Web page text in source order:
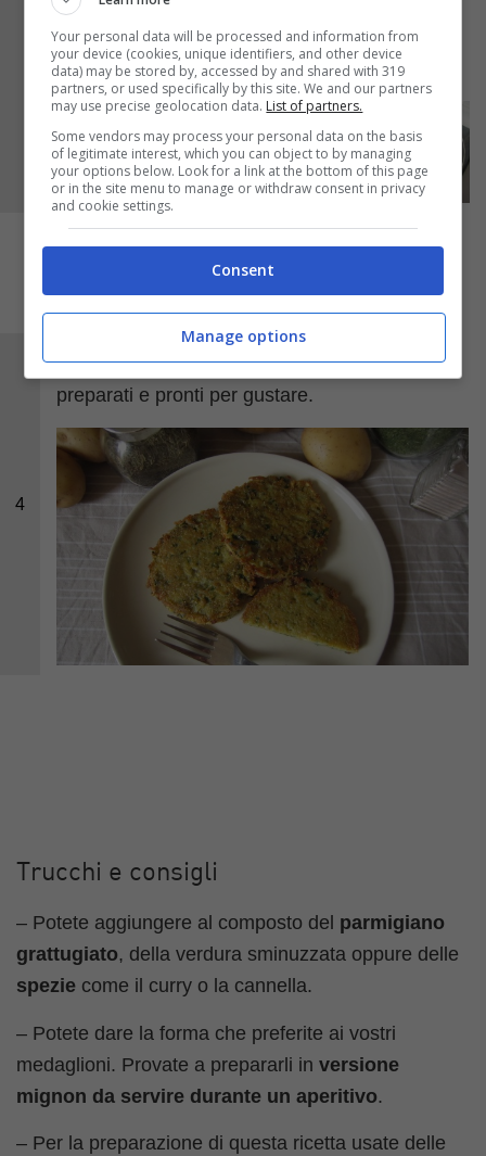
minuti a fuoco medio, fino a quando il
medaglione di patate non risulterà dorato su
entrambi i lati.
4
Ed ecco imedaglioni di patateappena
preparati e pronti per gustare.
Trucchi e consigli
– Potete aggiungere al composto del parmigiano
grattugiato, della verdura sminuzzata oppure delle
spezie come il curry o la cannella.
– Potete dare la forma che preferite ai vostri
medaglioni. Provate a prepararli in versione
mignon da servire durante un aperitivo.
– Per la preparazione di questa ricetta usate delle
Your personal data will be processed and information from
your device (cookies, unique identifiers, and other device
data) may be stored by, accessed by and shared with 319
partners, or used specifically by this site. We and our partners
may use precise geolocation data. List of partners.
Some vendors may process your personal data on the basis
of legitimate interest, which you can object to by managing
your options below. Look for a link at the bottom of this page
or in the site menu to manage or withdraw consent in privacy
and cookie settings.
Consent
Manage options